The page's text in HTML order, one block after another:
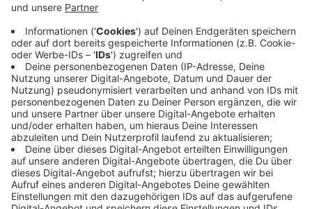
Als nächstes muss die Alemannia in der
Regionalliga West am Samstag auswärts bei Rot-
Weiß Essen antreten. Anpfiff dann ist um 14 Uhr.
Veröffentlicht:Donnerstag, 28.10.2021 07:40
Anzeige